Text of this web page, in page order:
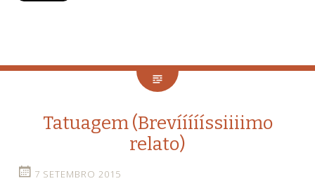
Tatuagem (Brevíííííssiiiimo
relato)
7 SETEMBRO 2015